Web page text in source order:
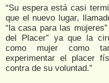
“Su espera está casi
que el nuevo lugar,
“la casa para las
del Placer” ya que la
como mujer como
experimentar el placer
contra de su voluntad.”